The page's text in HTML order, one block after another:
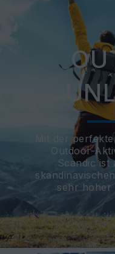
Mit der
Outdoor-
Scandic ist
sehr hoher